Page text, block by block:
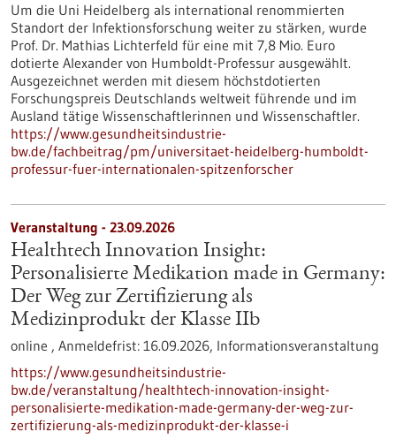
Um die Uni Heidelberg als international renommierten
Standort der Infektionsforschung weiter zu stärken, wurde
Prof. Dr. Mathias Lichterfeld für eine mit 7,8 Mio. Euro
dotierte Alexander von Humboldt-Professur ausgewählt.
Ausgezeichnet werden mit diesem höchstdotierten
Forschungspreis Deutschlands weltweit führende und im
Ausland tätige Wissenschaftlerinnen und Wissenschaftler.
https://www.gesundheitsindustrie-
bw.de/fachbeitrag/pm/universitaet-heidelberg-humboldt-
professur-fuer-internationalen-spitzenforscher
Veranstaltung - 23.09.2026
Healthtech Innovation Insight:
Personalisierte Medikation made in Germany:
Der Weg zur Zertifizierung als
Medizinprodukt der Klasse IIb
online , Anmeldefrist: 16.09.2026, Informationsveranstaltung
https://www.gesundheitsindustrie-
bw.de/veranstaltung/healthtech-innovation-insight-
personalisierte-medikation-made-germany-der-weg-zur-
zertifizierung-als-medizinprodukt-der-klasse-i